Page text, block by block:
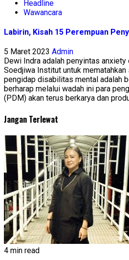
Headline
Wawancara
Labirin, Kisah 15 Perempuan
5 Maret 2023 Admin
Dewi Indra adalah penyintas
Soedjiwa Institut untuk mematahkan
pengidap disabilitas mental adalah
berharap melalui wadah ini para
(PDM) akan terus berkarya dan
Jangan Terlewat
4 min read